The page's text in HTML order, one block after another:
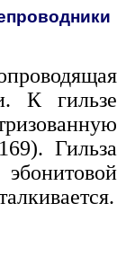
К гильзе
Гильза